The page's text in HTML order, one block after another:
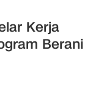
Kerja
Berani